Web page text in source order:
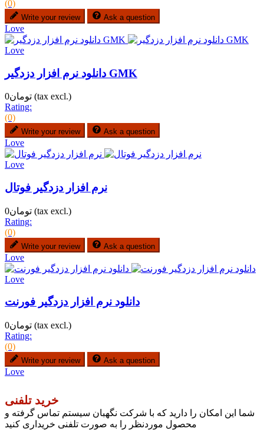
(0)
Write your review Ask a question
Love
Love
دانلود نرم افزار دزدگیر GMK
تومان0 (tax excl.)
Rating:
(0)
Write your review Ask a question
Love
Love
نرم افزار دزدگیر فوتال
تومان0 (tax excl.)
Rating:
(0)
Write your review Ask a question
Love
Love
دانلود نرم افزار دزدگیر فورنت
تومان0 (tax excl.)
Rating:
(0)
Write your review Ask a question
Love
خرید تلفنی
شما این امکان را دارید که با شرکت نگهبان سیستم تماس گرفته و
محصول موردنظر را به صورت تلفنی خریداری کنید